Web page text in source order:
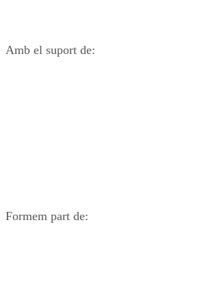
Amb el suport de:
Formem part de: